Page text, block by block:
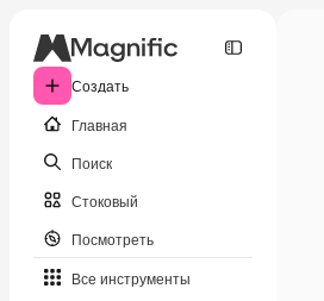
Создать
Главная
Поиск
Стоковый
Посмотреть
Все инструменты